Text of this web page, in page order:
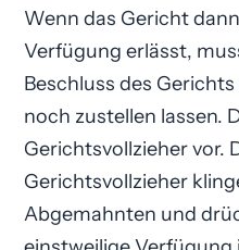
Wenn das Gericht
Verfügung erlässt,
Beschluss des
noch zustellen lassen.
Gerichtsvollzieher vor.
Gerichtsvollzieher
Abgemahnten und